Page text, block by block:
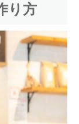
り方